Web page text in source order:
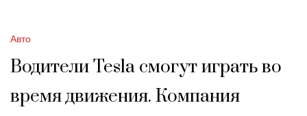
Авто
Водители Tesla смогут играть во
время движения. Компания